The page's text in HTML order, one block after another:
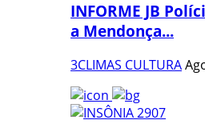
INFORME JB
a Mendonça...
3CLIMAS CULTURA